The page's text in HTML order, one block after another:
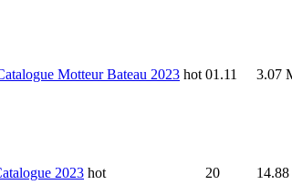
Motteur Bateau 2023 hot 01.11 3.07
2023 hot 20